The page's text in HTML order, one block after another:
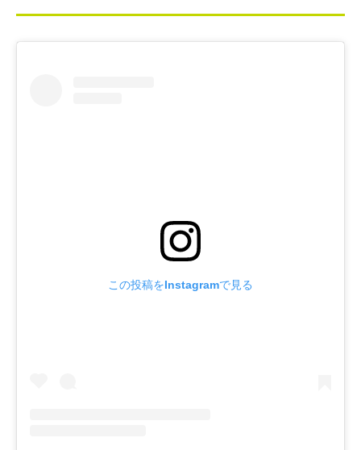
この投稿をInstagramで見る